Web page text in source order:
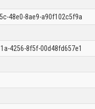
48e0-8ae9-a90f102c5f9a
4256-8f5f-00d48fd657e1